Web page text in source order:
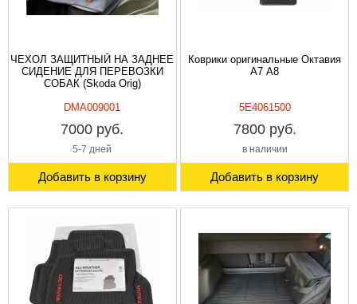
ЧЕХОЛ ЗАЩИТНЫЙ НА ЗАДНЕЕ
СИДЕНИЕ ДЛЯ ПЕРЕВОЗКИ
СОБАК (Skoda Orig)
DMA009001
7000 руб.
5-7 дней
Добавить в корзину
Коврики оригинальные Октавия
A7 А8
5E4061500
7800 руб.
в наличии
Добавить в корзину